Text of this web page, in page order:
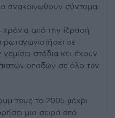
ανακοινωθούν σύντομα.
από την ίδρυσή
σε
στάδια και έχουν
οπαδών σε όλο τον
τους το 2005 μέχρι
μια σειρά από